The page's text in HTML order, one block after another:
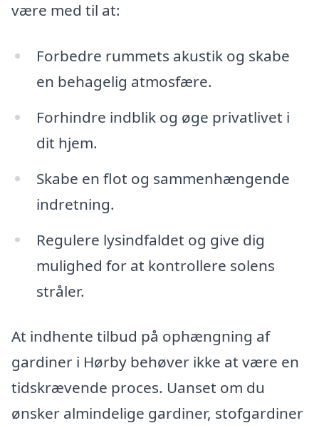
være med til at:
Forbedre rummets akustik og skabe
en behagelig atmosfære.
Forhindre indblik og øge privatlivet i
dit hjem.
Skabe en flot og sammenhængende
indretning.
Regulere lysindfaldet og give dig
mulighed for at kontrollere solens
stråler.
At indhente tilbud på ophængning af
gardiner i Hørby behøver ikke at være en
tidskrævende proces. Uanset om du
ønsker almindelige gardiner, stofgardiner